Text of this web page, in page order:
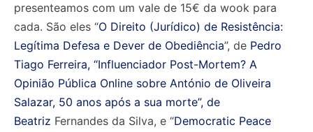
presenteamos com um vale de 15€ da wook para
cada. São eles “O Direito (Jurídico) de Resistência:
Legítima Defesa e Dever de Obediência”, de Pedro
Tiago Ferreira, “Influenciador Post-Mortem? A
Opinião Pública Online sobre António de Oliveira
Salazar, 50 anos após a sua morte”, de
Beatriz Fernandes da Silva, e “Democratic Peace